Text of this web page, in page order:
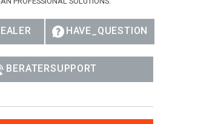
HAVE_QUESTION
BERATERSUPPORT